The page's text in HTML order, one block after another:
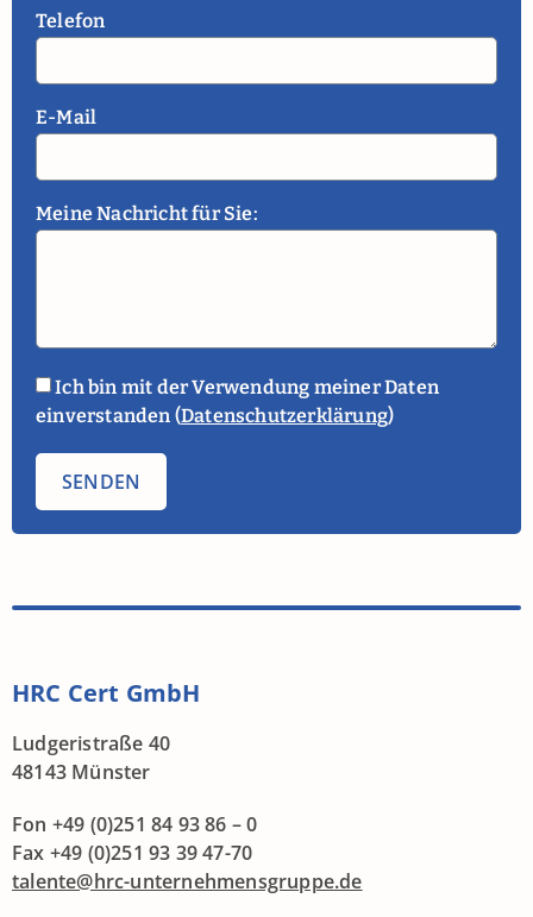
Telefon
E-Mail
Meine Nachricht für Sie:
Ich bin mit der Verwendung meiner Daten
einverstanden (Datenschutzerklärung)
SENDEN
HRC Cert GmbH
Ludgeristraße 40
48143 Münster
Fon +49 (0)251 84 93 86 – 0
Fax +49 (0)251 93 39 47-70
talente@hrc-unternehmensgruppe.de